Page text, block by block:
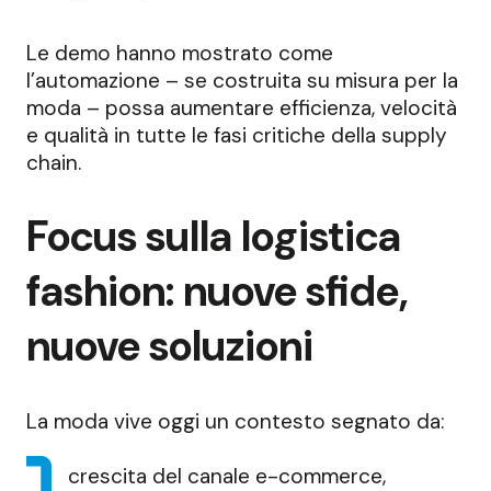
Le demo hanno mostrato come
l’automazione – se costruita su misura per la
moda – possa aumentare efficienza, velocità
e qualità in tutte le fasi critiche della supply
chain.
Focus sulla logistica
fashion: nuove sfide,
nuove soluzioni
La moda vive oggi un contesto segnato da:
crescita del canale e-commerce,